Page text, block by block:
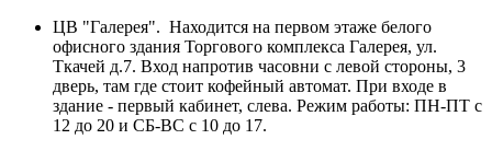
ЦВ "Галерея". Находится на первом этаже белого
офисного здания Торгового комплекса Галерея, ул.
Ткачей д.7. Вход напротив часовни с левой стороны, 3
дверь, там где стоит кофейный автомат. При входе в
здание - первый кабинет, слева. Режим работы: ПН-ПТ с
12 до 20 и СБ-ВС с 10 до 17.